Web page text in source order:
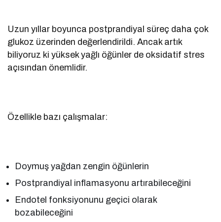
Uzun yıllar boyunca postprandiyal süreç daha çok
glukoz üzerinden değerlendirildi. Ancak artık
biliyoruz ki yüksek yağlı öğünler de oksidatif stres
açısından önemlidir.
Özellikle bazı çalışmalar:
Doymuş yağdan zengin öğünlerin
Postprandiyal inflamasyonu artırabileceğini
Endotel fonksiyonunu geçici olarak
bozabileceğini